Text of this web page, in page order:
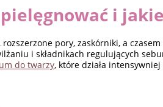
i
pory, zaskórniki, a
i składnikach regulujących
do twarzy, które działa